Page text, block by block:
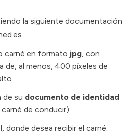
la siguiente documentación
carné en formato jpg, con
de, al menos, 400 píxeles de
de su documento de identidad
de conducir)
, donde desea recibir el carné.